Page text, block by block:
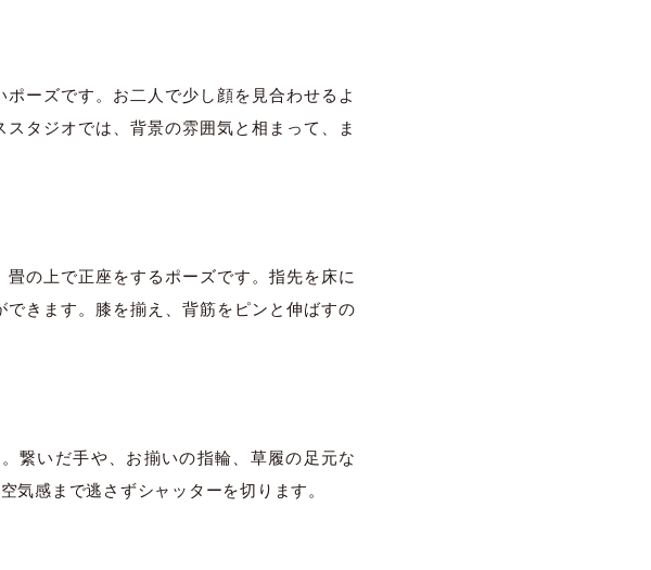
ーズです。お二人で少し顔を見合わせるよ
タジオでは、背景の雰囲気と相まって、ま
の上で正座をするポーズです。指先を床に
きます。膝を揃え、背筋をピンと伸ばすの
繋いだ手や、お揃いの指輪、草履の足元な
気感まで逃さずシャッターを切ります。